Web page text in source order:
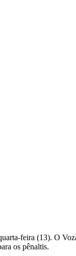
feira (13). O
os pênaltis.